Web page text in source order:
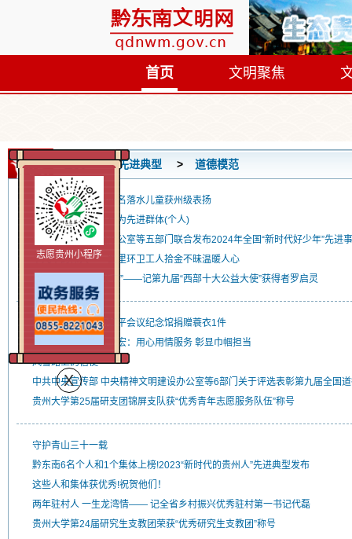
首页 文明聚焦
首页 先进典型 道德模范
谭正魁：舍身勇救两名落水儿童获州级表扬
黎平县：表扬见义勇为先进群体(个人)
中央精神文明建设办公室等五部门联合发布2024年全国“新时代好少年”先进
平凡中的伟大——凯里环卫工人拾金不昧温暖人心
大山深处的“爱心使者”——记第九届“西部十大公益大使”获得者罗启灵
黎平县：一村民向黎平会议纪念馆捐赠蓑衣1件
全国三八红旗手龙立宏：用心用情服务 彰显巾帼担当
风雪路上的信使
中共中央宣传部 中央精神文明建设办公室等6部门关于评选表彰第九届全国
贵州大学第25届研支团锦屏支队获“优秀青年志愿服务队伍”称号
守护青山三十一载
黔东南6名个人和1个集体上榜!2023“新时代的贵州人”先进典型发布
这些人和集体获优秀!祝贺他们！
两年驻村人 一生龙湾情—— 记全省乡村振兴优秀驻村第一书记代磊
贵州大学第24届研究生支教团荣获“优秀研究生支教团”称号
志愿贵州小程序